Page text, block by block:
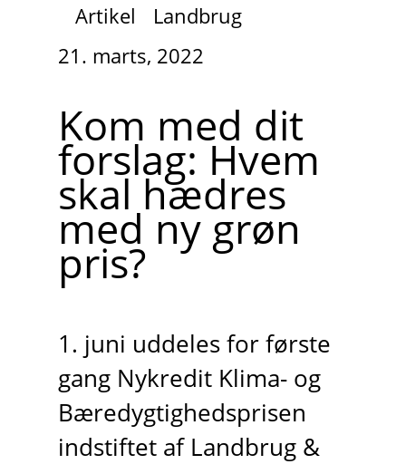
Artikel
Landbrug
21. marts, 2022
Kom med dit
forslag: Hvem
skal hædres
med ny grøn
pris?
1. juni uddeles for første
gang Nykredit Klima- og
Bæredygtighedsprisen
indstiftet af Landbrug &